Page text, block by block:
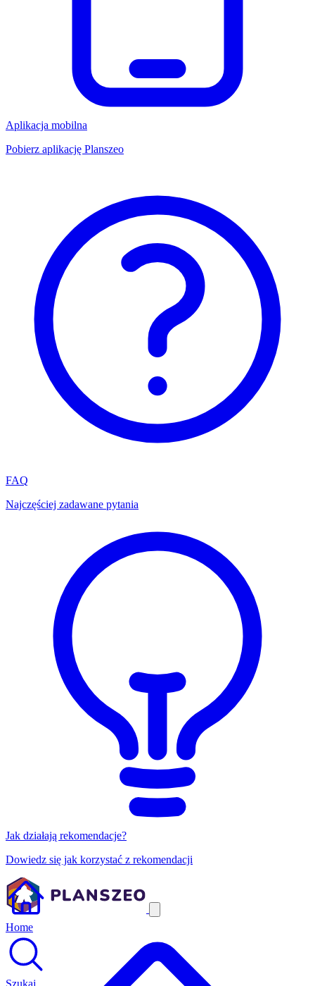
Aplikacja mobilna
Pobierz aplikację Planszeo
FAQ
Najczęściej zadawane pytania
Jak działają rekomendacje?
Dowiedz się jak korzystać z rekomendacji
Home
Szukaj